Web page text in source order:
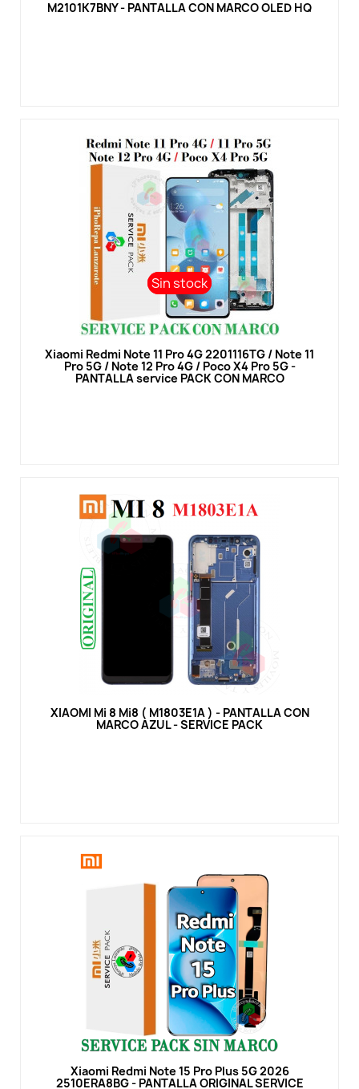
M2101K7BNY - PANTALLA CON MARCO OLED HQ
Sin stock
Sin stock
Vista rápida
Xiaomi Redmi Note 11 Pro 4G 2201116TG / Note 11
Pro 5G / Note 12 Pro 4G / Poco X4 Pro 5G -
PANTALLA service PACK CON MARCO
Vista rápida
XIAOMI Mi 8 Mi8 ( M1803E1A ) - PANTALLA CON
MARCO AZUL - SERVICE PACK
Vista rápida
Xiaomi Redmi Note 15 Pro Plus 5G 2026
2510ERA8BG - PANTALLA ORIGINAL SERVICE